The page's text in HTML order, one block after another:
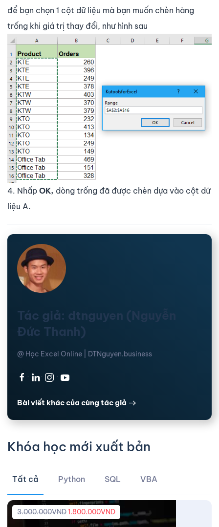
để bạn chọn 1 cột dữ liệu mà bạn muốn chèn hàng
trống khi giá trị thay đổi, như hình sau
4. Nhấp OK, dòng trống đã được chèn dựa vào cột dữ
liệu A.
Tác giả: dtnguyen (Nguyễn
Đức Thanh)
@ Học Excel Online | DTNguyen.business
· · ·
Bài viết khác của cùng tác giả
Khóa học mới xuất bản
Tất cả Python SQL VBA
3.000.000VND1.800.000VND